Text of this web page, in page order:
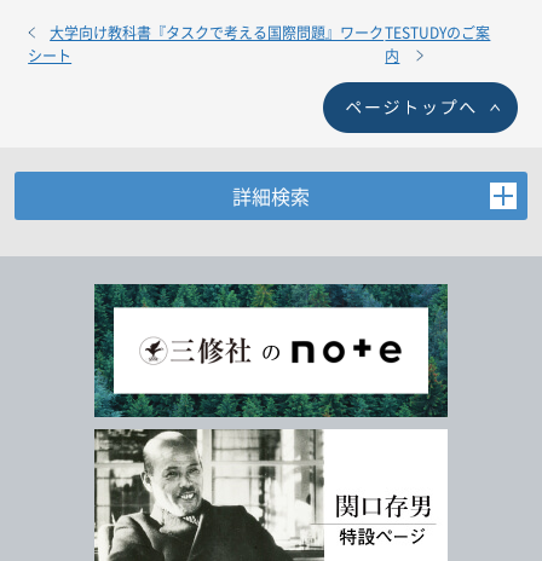
大学向け教科書『タスクで考える国際問題』ワーク
シート
TESTUDYのご案
内
詳細検索
情報を入力、選択後検索ボタンを押してください。
キーワード